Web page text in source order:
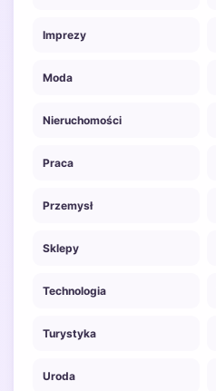
Imprezy
Moda
Nieruchomości
Praca
Przemysł
Sklepy
Technologia
Turystyka
Uroda